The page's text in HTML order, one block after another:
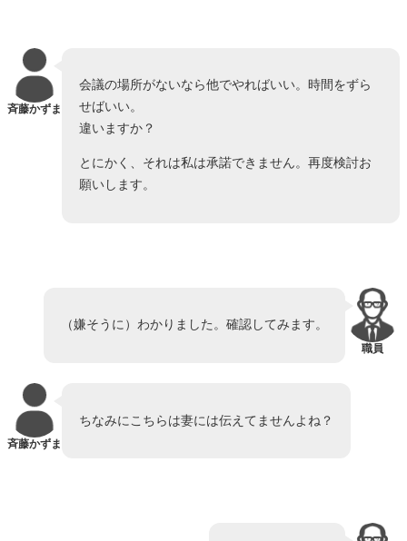
斉藤かずま
会議の場所がないなら他でやればいい。時間をずら
せばいい。
違いますか？
とにかく、それは私は承諾できません。再度検討お
願いします。
職員
（嫌そうに）わかりました。確認してみます。
斉藤かずま
ちなみにこちらは妻には伝えてませんよね？